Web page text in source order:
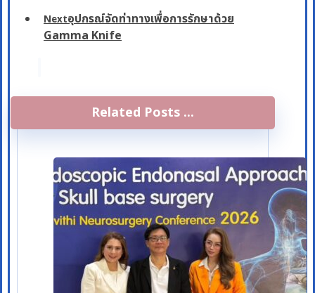
Nextอุปกรณ์จัดท่าทางเพื่อการรักษาด้วย
Gamma Knife
Related Posts ...